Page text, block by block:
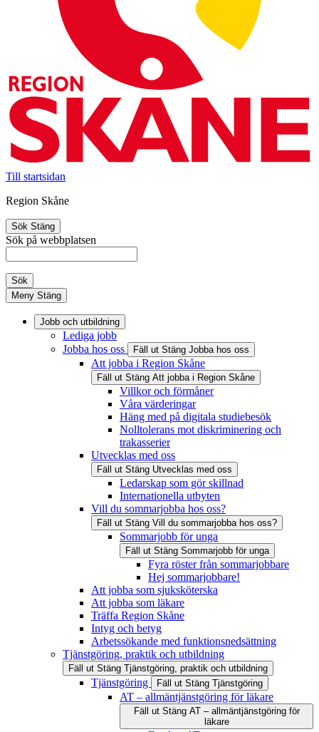
Till startsidan
Region Skåne
Sök Stäng
Sök på webbplatsen
Sök
Meny Stäng
Jobb och utbildning
Lediga jobb
Jobba hos oss
Fäll ut Stäng Jobba hos oss
Att jobba i Region Skåne
Fäll ut Stäng Att jobba i Region Skåne
Villkor och förmåner
Våra värderingar
Häng med på digitala studiebesök
Nolltolerans mot diskriminering och
trakasserier
Utvecklas med oss
Fäll ut Stäng Utvecklas med oss
Ledarskap som gör skillnad
Internationella utbyten
Vill du sommarjobba hos oss?
Fäll ut Stäng Vill du sommarjobba hos oss?
Sommarjobb för unga
Fäll ut Stäng Sommarjobb för unga
Fyra röster från sommarjobbare
Hej sommarjobbare!
Att jobba som sjuksköterska
Att jobba som läkare
Träffa Region Skåne
Intyg och betyg
Arbetssökande med funktionsnedsättning
Tjänstgöring, praktik och utbildning
Fäll ut Stäng Tjänstgöring, praktik och utbildning
Tjänstgöring Fäll ut Stäng Tjänstgöring
AT – allmäntjänstgöring för läkare
Fäll ut Stäng AT – allmäntjänstgöring för
läkare